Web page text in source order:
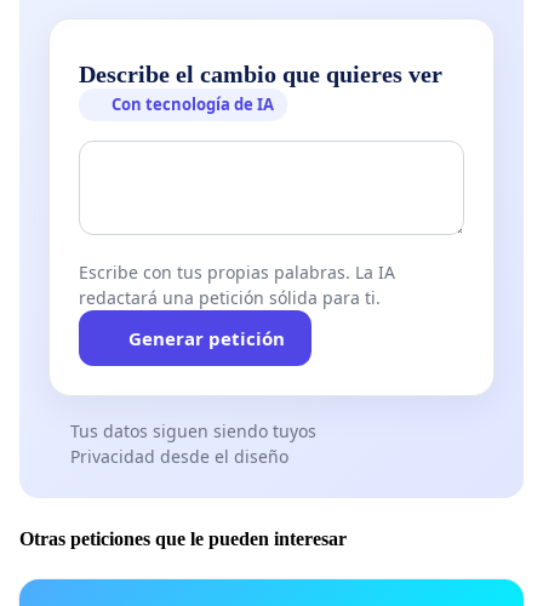
Describe el cambio que quieres ver
Con tecnología de IA
Escribe con tus propias palabras. La IA
redactará una petición sólida para ti.
Generar petición
Tus datos siguen siendo tuyos
Privacidad desde el diseño
Otras peticiones que le pueden interesar